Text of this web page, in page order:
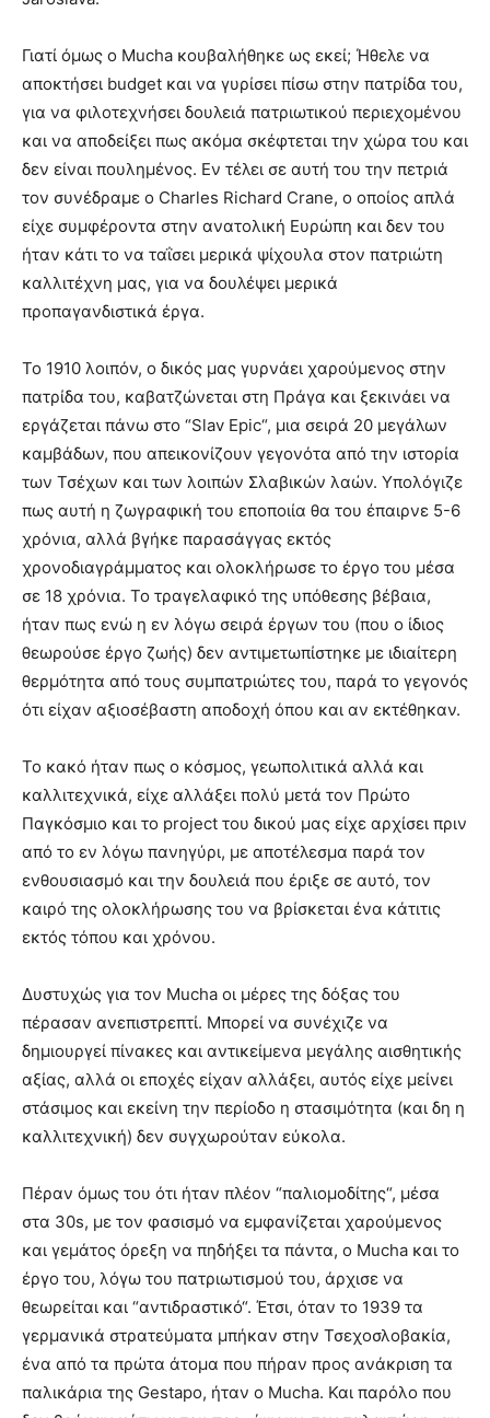
Γιατί όμως ο Mucha κουβαλήθηκε ως εκεί; Ήθελε να
αποκτήσει budget και να γυρίσει πίσω στην πατρίδα του,
για να φιλοτεχνήσει δουλειά πατριωτικού περιεχομένου
και να αποδείξει πως ακόμα σκέφτεται την χώρα του και
δεν είναι πουλημένος. Εν τέλει σε αυτή του την πετριά
τον συνέδραμε ο Charles Richard Crane, ο οποίος απλά
είχε συμφέροντα στην ανατολική Ευρώπη και δεν του
ήταν κάτι το να ταΐσει μερικά ψίχουλα στον πατριώτη
καλλιτέχνη μας, για να δουλέψει μερικά
προπαγανδιστικά έργα.
Το 1910 λοιπόν, ο δικός μας γυρνάει χαρούμενος στην
πατρίδα του, καβατζώνεται στη Πράγα και ξεκινάει να
εργάζεται πάνω στο “Slav Epic“, μια σειρά 20 μεγάλων
καμβάδων, που απεικονίζουν γεγονότα από την ιστορία
των Τσέχων και των λοιπών Σλαβικών λαών. Υπολόγιζε
πως αυτή η ζωγραφική του εποποιία θα του έπαιρνε 5-6
χρόνια, αλλά βγήκε παρασάγγας εκτός
χρονοδιαγράμματος και ολοκλήρωσε το έργο του μέσα
σε 18 χρόνια. Το τραγελαφικό της υπόθεσης βέβαια,
ήταν πως ενώ η εν λόγω σειρά έργων του (που ο ίδιος
θεωρούσε έργο ζωής) δεν αντιμετωπίστηκε με ιδιαίτερη
θερμότητα από τους συμπατριώτες του, παρά το γεγονός
ότι είχαν αξιοσέβαστη αποδοχή όπου και αν εκτέθηκαν.
Το κακό ήταν πως ο κόσμος, γεωπολιτικά αλλά και
καλλιτεχνικά, είχε αλλάξει πολύ μετά τον Πρώτο
Παγκόσμιο και το project του δικού μας είχε αρχίσει πριν
από το εν λόγω πανηγύρι, με αποτέλεσμα παρά τον
ενθουσιασμό και την δουλειά που έριξε σε αυτό, τον
καιρό της ολοκλήρωσης του να βρίσκεται ένα κάτιτις
εκτός τόπου και χρόνου.
Δυστυχώς για τον Mucha οι μέρες της δόξας του
πέρασαν ανεπιστρεπτί. Μπορεί να συνέχιζε να
δημιουργεί πίνακες και αντικείμενα μεγάλης αισθητικής
αξίας, αλλά οι εποχές είχαν αλλάξει, αυτός είχε μείνει
στάσιμος και εκείνη την περίοδο η στασιμότητα (και δη η
καλλιτεχνική) δεν συγχωρούταν εύκολα.
Πέραν όμως του ότι ήταν πλέον “παλιομοδίτης“, μέσα
στα 30s, με τον φασισμό να εμφανίζεται χαρούμενος
και γεμάτος όρεξη να πηδήξει τα πάντα, ο Mucha και το
έργο του, λόγω του πατριωτισμού του, άρχισε να
θεωρείται και “αντιδραστικό“. Έτσι, όταν το 1939 τα
γερμανικά στρατεύματα μπήκαν στην Τσεχοσλοβακία,
ένα από τα πρώτα άτομα που πήραν προς ανάκριση τα
παλικάρια της Gestapo, ήταν ο Mucha. Και παρόλο που